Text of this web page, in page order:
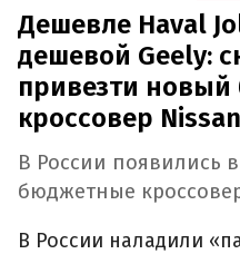
Дешевле Haval
дешевой Geely:
привезти
кроссовер Nissan
В России появились
бюджетные
В России наладили